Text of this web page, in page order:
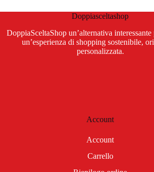
Doppiasceltashop
DoppiaSceltaShop un’alternativa interessante
un’esperienza di shopping sostenibile,
personalizzata.
Account
Account
Carrello